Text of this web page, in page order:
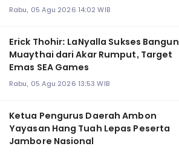
Rabu, 05 Agu 2026 14:02 WIB
Erick Thohir: LaNyalla Sukses Bangun
Muaythai dari Akar Rumput, Target
Emas SEA Games
Rabu, 05 Agu 2026 13:53 WIB
Ketua Pengurus Daerah Ambon
Yayasan Hang Tuah Lepas Peserta
Jambore Nasional